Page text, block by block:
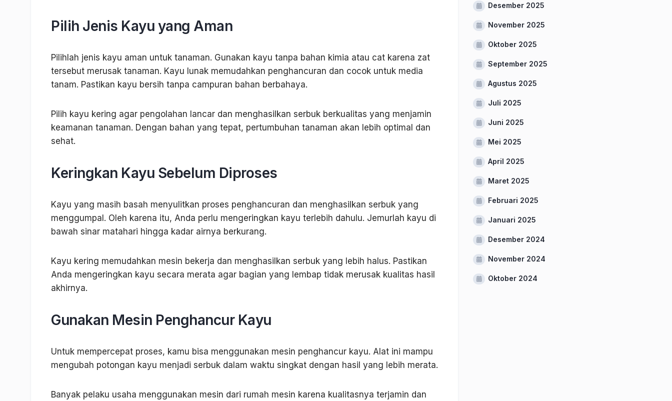
Pilih Jenis Kayu yang Aman
Pilihlah jenis kayu aman untuk tanaman. Gunakan kayu tanpa bahan kimia atau cat karena zat
tersebut merusak tanaman. Kayu lunak memudahkan penghancuran dan cocok untuk media
tanam. Pastikan kayu bersih tanpa campuran bahan berbahaya.
Pilih kayu kering agar pengolahan lancar dan menghasilkan serbuk berkualitas yang menjamin
keamanan tanaman. Dengan bahan yang tepat, pertumbuhan tanaman akan lebih optimal dan
sehat.
Keringkan Kayu Sebelum Diproses
Kayu yang masih basah menyulitkan proses penghancuran dan menghasilkan serbuk yang
menggumpal. Oleh karena itu, Anda perlu mengeringkan kayu terlebih dahulu. Jemurlah kayu di
bawah sinar matahari hingga kadar airnya berkurang.
Kayu kering memudahkan mesin bekerja dan menghasilkan serbuk yang lebih halus. Pastikan
Anda mengeringkan kayu secara merata agar bagian yang lembap tidak merusak kualitas hasil
akhirnya.
Gunakan Mesin Penghancur Kayu
Untuk mempercepat proses, kamu bisa menggunakan mesin penghancur kayu. Alat ini mampu
mengubah potongan kayu menjadi serbuk dalam waktu singkat dengan hasil yang lebih merata.
Banyak pelaku usaha menggunakan mesin dari rumah mesin karena kualitasnya terjamin dan
Desember 2025
November 2025
Oktober 2025
September 2025
Agustus 2025
Juli 2025
Juni 2025
Mei 2025
April 2025
Maret 2025
Februari 2025
Januari 2025
Desember 2024
November 2024
Oktober 2024